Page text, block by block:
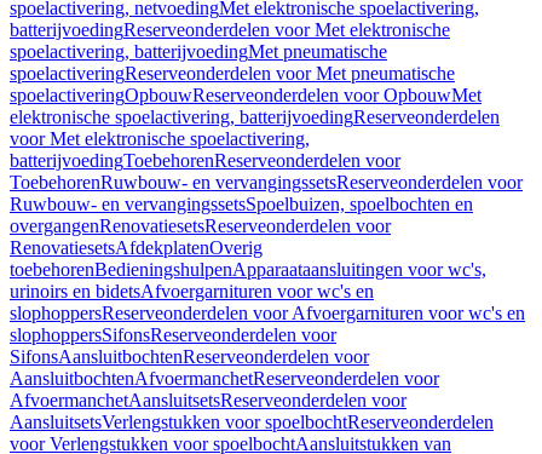
spoelactivering, netvoedingMet elektronische spoelactivering,
batterijvoedingReserveonderdelen voor Met elektronische
spoelactivering, batterijvoedingMet pneumatische
spoelactiveringReserveonderdelen voor Met pneumatische
spoelactiveringOpbouwReserveonderdelen voor OpbouwMet
elektronische spoelactivering, batterijvoedingReserveonderdelen
voor Met elektronische spoelactivering,
batterijvoedingToebehorenReserveonderdelen voor
ToebehorenRuwbouw- en vervangingssetsReserveonderdelen voor
Ruwbouw- en vervangingssetsSpoelbuizen, spoelbochten en
overgangenRenovatiesetsReserveonderdelen voor
RenovatiesetsAfdekplatenOverig
toebehorenBedieningshulpenApparaataansluitingen voor wc's,
urinoirs en bidetsAfvoergarnituren voor wc's en
slophoppersReserveonderdelen voor Afvoergarnituren voor wc's en
slophoppersSifonsReserveonderdelen voor
SifonsAansluitbochtenReserveonderdelen voor
AansluitbochtenAfvoermanchetReserveonderdelen voor
AfvoermanchetAansluitsetsReserveonderdelen voor
AansluitsetsVerlengstukken voor spoelbochtReserveonderdelen
voor Verlengstukken voor spoelbochtAansluitstukken van